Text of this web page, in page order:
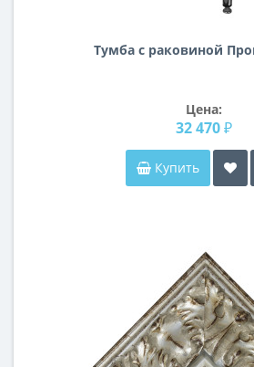
Тумба с раковиной
Цена:
32 470 ₽
Купить